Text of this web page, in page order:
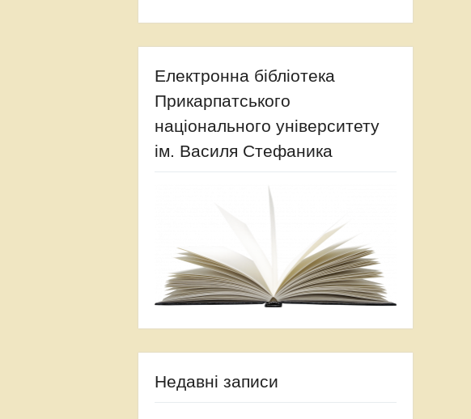
Електронна бібліотека
Прикарпатського
національного університету
ім. Василя Стефаника
Недавні записи